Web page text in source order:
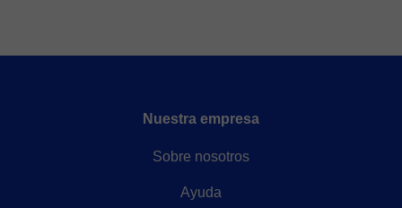
Nuestra empresa
Sobre nosotros
Ayuda